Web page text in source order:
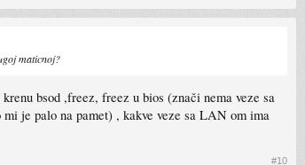
maticnoj?
bsod ,freez, freez u bios (znači nema veze sa
je palo na pamet) , kakve veze sa LAN om ima
#10